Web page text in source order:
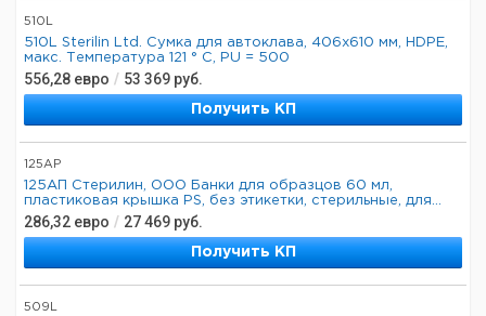
510L
510L Sterilin Ltd. Сумка для автоклава, 406x610 мм, HDPE,
макс. Температура 121 ° C, PU = 500
556,28 евро / 53 369 руб.
Получить КП
125AP
125АП Стерилин, ООО Банки для образцов 60 мл,
пластиковая крышка PS, без этикетки, стерильные, для...
286,32 евро / 27 469 руб.
Получить КП
509L